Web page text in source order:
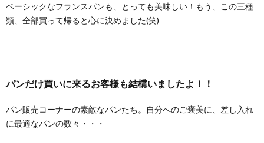
ベーシックなフランスパンも、とっても美味しい！もう、この三種
類、全部買って帰ると心に決めました(笑)
パンだけ買いに来るお客様も結構いましたよ！！
パン販売コーナーの素敵なパンたち。自分へのご褒美に、差し入れ
に最適なパンの数々・・・